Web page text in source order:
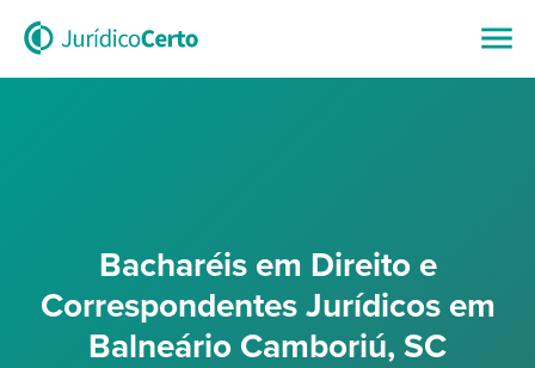
Bacharéis em Direito e
Correspondentes Jurídicos em
Balneário Camboriú, SC